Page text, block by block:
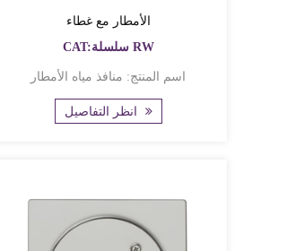
الأمطار مع غطاء
CAT:سلسلة RW
اسم المنتج: منافذ مياه الأمطار